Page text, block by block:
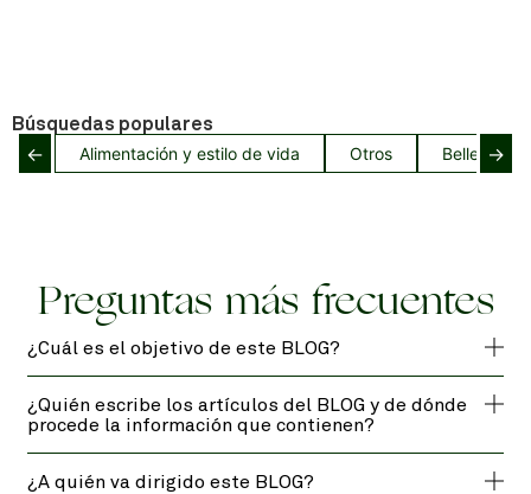
Búsquedas populares
← Alimentación y estilo de vida Otros Belleza
→
Preguntas más frecuentes
¿Cuál es el objetivo de este BLOG?
¿Quién escribe los artículos del BLOG y de dónde
procede la información que contienen?
¿A quién va dirigido este BLOG?